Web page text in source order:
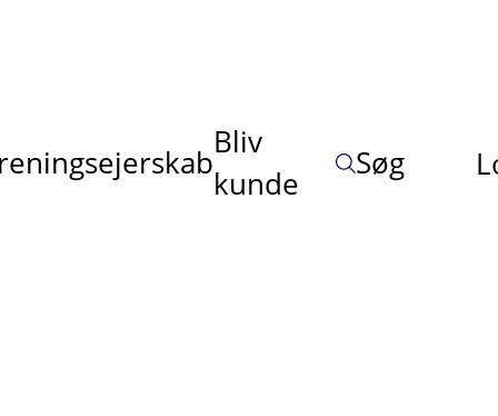
Bliv
kunde
Søg